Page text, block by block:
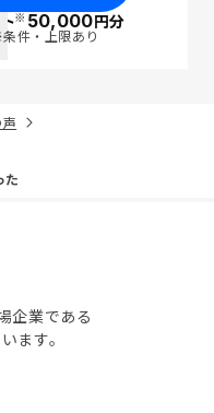
※50,000円分
件・上限あり
た
企業である
ます。